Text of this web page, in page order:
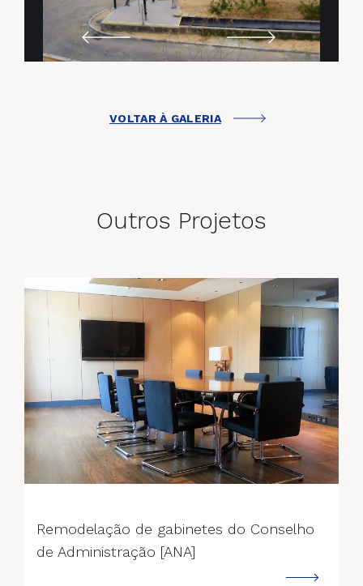
VOLTAR À GALERIA
Outros Projetos
Remodelação de gabinetes do Conselho
de Administração [ANA]